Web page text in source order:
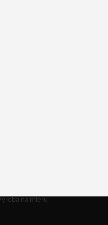
vo viacerých
na mieru